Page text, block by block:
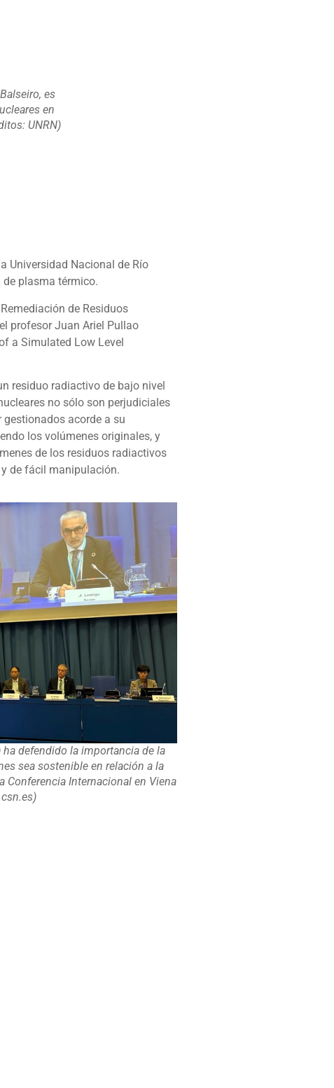
es
en
UNRN)
Universidad Nacional de Río
plasma térmico.
de Residuos
profesor Juan Ariel Pullao
a Simulated Low Level
residuo radiactivo de bajo nivel
no sólo son perjudiciales
acorde a su
los volúmenes originales, y
de los residuos radiactivos
de fácil manipulación.
ha defendido la importancia de la
sea sostenible en relación a la
Conferencia Internacional en Viena